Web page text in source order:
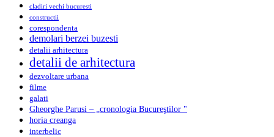
cladiri vechi bucuresti
constructii
corespondenta
demolari berzei buzesti
detalii arhitectura
detalii de arhitectura
dezvoltare urbana
filme
galati
Gheorghe Parusi – „cronologia Bucureştilor "
horia creanga
interbelic